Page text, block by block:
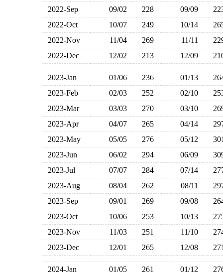
2022-Sep
09/02 228 09/09
2022-Oct
10/07 249 10/14
2022-Nov
11/04 269 11/11
2022-Dec
12/02 213 12/09
2023-Jan 01/06 236 01/13
2023-Feb
02/03 252 02/10
2023-Mar
03/03 270 03/10
2023-Apr
04/07 265 04/14
2023-May
05/05 276 05/12
2023-Jun
06/02 294 06/09
2023-Jul
07/07 284 07/14
2023-Aug
08/04 262 08/11
2023-Sep
09/01 269 09/08
2023-Oct
10/06 253 10/13
2023-Nov
11/03 251 11/10
2023-Dec
12/01 265 12/08
2024-Jan 01/05 261 01/12